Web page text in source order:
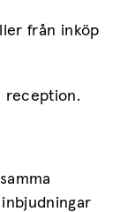
från inköp
reception.